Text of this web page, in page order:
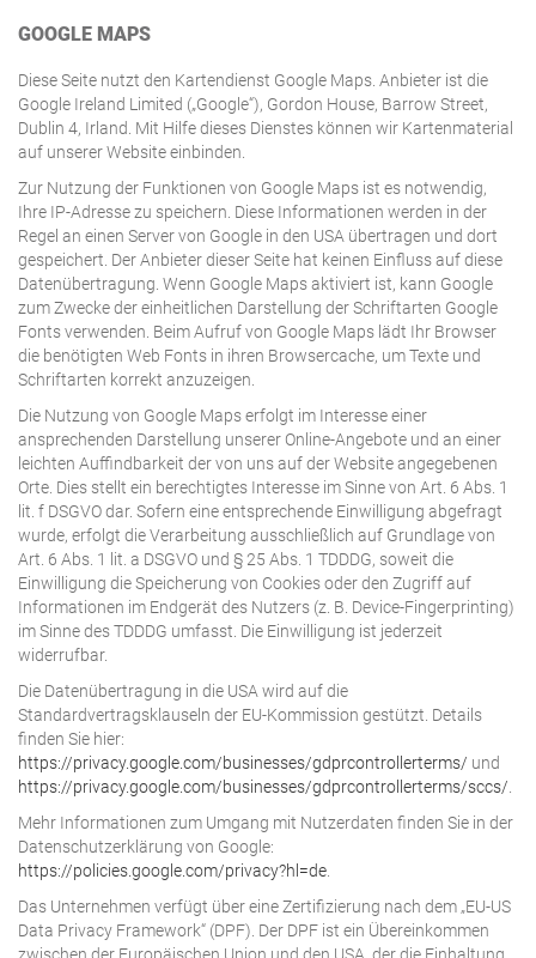
GOOGLE MAPS
Diese Seite nutzt den Kartendienst Google Maps. Anbieter ist die
Google Ireland Limited („Google“), Gordon House, Barrow Street,
Dublin 4, Irland. Mit Hilfe dieses Dienstes können wir Kartenmaterial
auf unserer Website einbinden.
Zur Nutzung der Funktionen von Google Maps ist es notwendig,
Ihre IP-Adresse zu speichern. Diese Informationen werden in der
Regel an einen Server von Google in den USA übertragen und dort
gespeichert. Der Anbieter dieser Seite hat keinen Einfluss auf diese
Datenübertragung. Wenn Google Maps aktiviert ist, kann Google
zum Zwecke der einheitlichen Darstellung der Schriftarten Google
Fonts verwenden. Beim Aufruf von Google Maps lädt Ihr Browser
die benötigten Web Fonts in ihren Browsercache, um Texte und
Schriftarten korrekt anzuzeigen.
Die Nutzung von Google Maps erfolgt im Interesse einer
ansprechenden Darstellung unserer Online-Angebote und an einer
leichten Auffindbarkeit der von uns auf der Website angegebenen
Orte. Dies stellt ein berechtigtes Interesse im Sinne von Art. 6 Abs. 1
lit. f DSGVO dar. Sofern eine entsprechende Einwilligung abgefragt
wurde, erfolgt die Verarbeitung ausschließlich auf Grundlage von
Art. 6 Abs. 1 lit. a DSGVO und § 25 Abs. 1 TDDDG, soweit die
Einwilligung die Speicherung von Cookies oder den Zugriff auf
Informationen im Endgerät des Nutzers (z. B. Device-Fingerprinting)
im Sinne des TDDDG umfasst. Die Einwilligung ist jederzeit
widerrufbar.
Die Datenübertragung in die USA wird auf die
Standardvertragsklauseln der EU-Kommission gestützt. Details
finden Sie hier:
https://privacy.google.com/businesses/gdprcontrollerterms/ und
https://privacy.google.com/businesses/gdprcontrollerterms/sccs/
Mehr Informationen zum Umgang mit Nutzerdaten finden Sie in der
Datenschutzerklärung von Google:
https://policies.google.com/privacy?hl=de
Das Unternehmen verfügt über eine Zertifizierung nach dem „EU-US
Data Privacy Framework“ (DPF). Der DPF ist ein Übereinkommen
zwischen der Europäischen Union und den USA, der die Einhaltung